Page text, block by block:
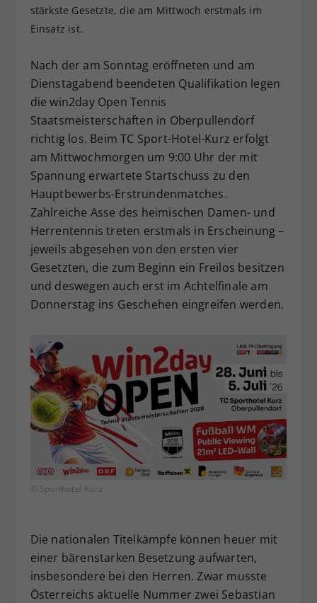
stärkste Gesetzte, die am Mittwoch erstmals im
Einsatz ist.
Nach der am Sonntag eröffneten und am
Dienstagabend beendeten Qualifikation legen
die win2day Open Tennis
Staatsmeisterschaften in Oberpullendorf
richtig los. Beim TC Sport-Hotel-Kurz erfolgt
am Mittwochmorgen um 9:00 Uhr der mit
Spannung erwartete Startschuss zu den
Hauptbewerbs-Erstrundenmatches.
Zahlreiche Asse des heimischen Damen- und
Herrentennis treten erstmals in Erscheinung –
jeweils abgesehen von den ersten vier
Gesetzten, die zum Beginn ein Freilos besitzen
und deswegen auch erst im Achtelfinale am
Donnerstag ins Geschehen eingreifen werden.
© Sporthotel Kurz
Die nationalen Titelkämpfe können heuer mit
einer bärenstarken Besetzung aufwarten,
insbesondere bei den Herren. Zwar musste
Österreichs aktuelle Nummer zwei Sebastian
Zweck
Dieser Wert speichert Ihre Consent-
historische Speicherung Ihrer
vorgenommen Einstellungen, falls der
Webseiten-Betreiber dies eingestellt
hat.